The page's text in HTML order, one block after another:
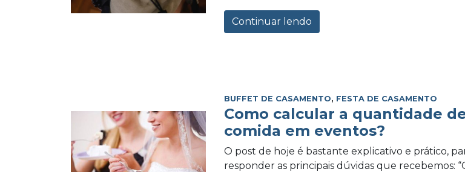
Continuar lendo
BUFFET DE CASAMENTO, FESTA DE CASAMENTO
Como calcular a quantidade
comida em eventos?
O post de hoje é bastante explicativo e prático,
responder as principais dúvidas que recebemos: